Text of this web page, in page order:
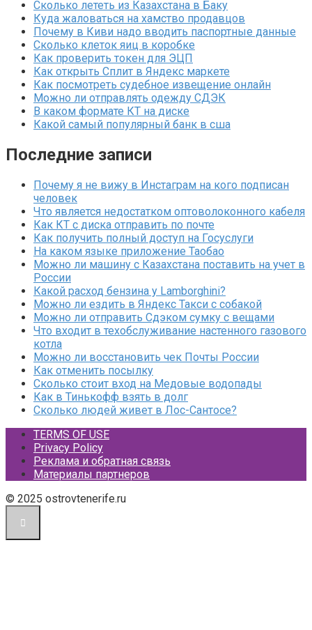
Сколько лететь из Казахстана в Баку
Куда жаловаться на хамство продавцов
Почему в Киви надо вводить паспортные данные
Сколько клеток яиц в коробке
Как проверить токен для ЭЦП
Как открыть Сплит в Яндекс маркете
Как посмотреть судебное извещение онлайн
Можно ли отправлять одежду СДЭК
В каком формате КТ на диске
Какой самый популярный банк в сша
Последние записи
Почему я не вижу в Инстаграм на кого подписан
человек
Что является недостатком оптоволоконного кабеля
Как КТ с диска отправить по почте
Как получить полный доступ на Госуслуги
На каком языке приложение Таобао
Можно ли машину с Казахстана поставить на учет в
России
Какой расход бензина у Lamborghini?
Можно ли ездить в Яндекс Такси с собакой
Можно ли отправить Сдэком сумку с вещами
Что входит в техобслуживание настенного газового
котла
Можно ли восстановить чек Почты России
Как отменить посылку
Сколько стоит вход на Медовые водопады
Как в Тинькофф взять в долг
Сколько людей живет в Лос-Сантосе?
TERMS OF USE
Privacy Policy
Реклама и обратная связь
Материалы партнеров
© 2025 ostrovtenerife.ru